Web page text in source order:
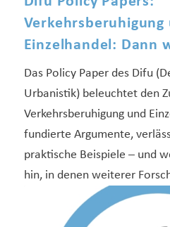
Verkehrsberuhigung
Einzelhandel: Dann
Das Policy Paper des Difu
Urbanistik) beleuchtet den
Verkehrsberuhigung und
fundierte Argumente,
praktische Beispiele – und
hin, in denen weiterer